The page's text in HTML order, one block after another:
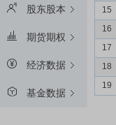
股东股本
期货期权
经济数据
基金数据
15
16
17
18
19